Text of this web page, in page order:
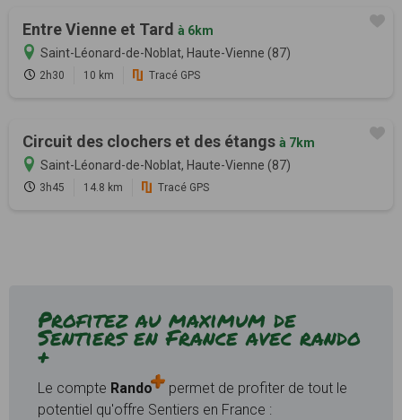
Entre Vienne et Tard à 6km
Saint-Léonard-de-Noblat, Haute-Vienne (87)
2h30 10 km Tracé GPS
Circuit des clochers et des étangs à 7km
Saint-Léonard-de-Noblat, Haute-Vienne (87)
3h45 14.8 km Tracé GPS
Profitez au maximum de
Sentiers en France avec rando
+
Le compte Rando
permet de profiter de tout le
potentiel qu'offre Sentiers en France :